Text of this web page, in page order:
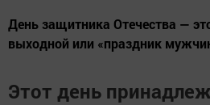
День защитника Отечества —
выходной или «праздник
Этот день